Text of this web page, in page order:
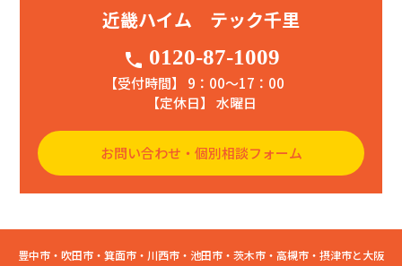
近畿ハイム テック千里
phone 0120-87-1009
【受付時間】 9：00〜17：00
【定休日】 水曜日
お問い合わせ・個別相談フォーム
豊中市・吹田市・箕面市・川西市・池田市・茨木市・高槻市・摂津市と大阪